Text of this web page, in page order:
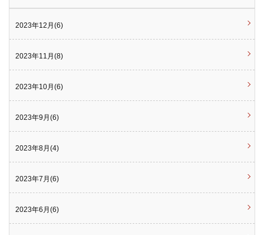
2023年12月(6)
2023年11月(8)
2023年10月(6)
2023年9月(6)
2023年8月(4)
2023年7月(6)
2023年6月(6)